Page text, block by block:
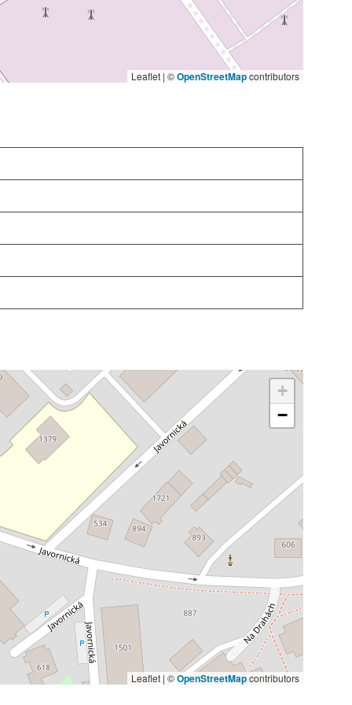
Leaflet | ©OpenStreetMapcontributors
+
−
Leaflet | ©OpenStreetMapcontributors